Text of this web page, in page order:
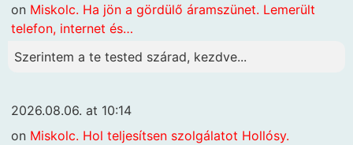
on Miskolc. Ha jön a gördülő áramszünet. Lemerült
telefon, internet és…
Szerintem a te tested szárad, kezdve...
2026.08.06. at 10:14
on Miskolc. Hol teljesítsen szolgálatot Hollósy.